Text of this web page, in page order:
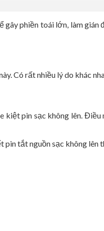
phiền toái lớn, làm gián
Có rất nhiều lý do khác
kiệt pin sạc không lên.
tắt nguồn sạc không lên